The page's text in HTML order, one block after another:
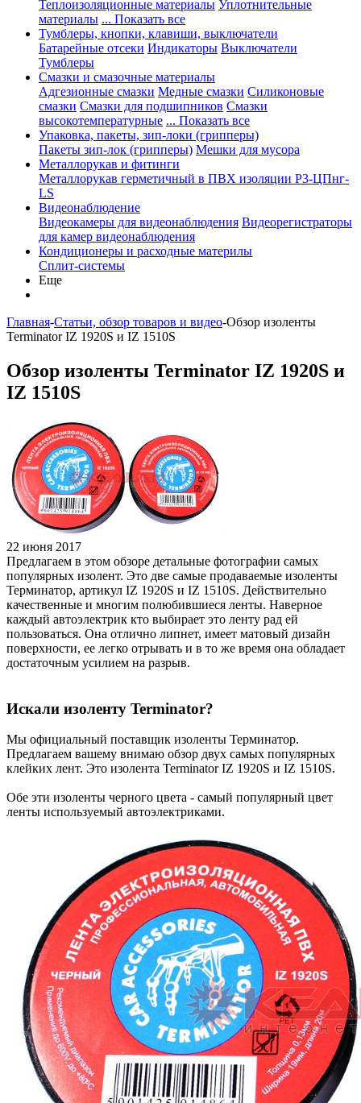
Теплоизоляционные материалы Уплотнительные
материалы ... Показать все
Тумблеры, кнопки, клавиши, выключатели
Батарейные отсеки Индикаторы Выключатели
Тумблеры
Смазки и смазочные материалы
Адгезионные смазки Медные смазки Силиконовые
смазки Смазки для подшипников Смазки
высокотемпературные ... Показать все
Упаковка, пакеты, зип-локи (грипперы)
Пакеты зип-лок (грипперы) Мешки для мусора
Металлорукав и фитинги
Металлорукав герметичный в ПВХ изоляции Р3-ЦПнг-
LS
Видеонаблюдение
Видеокамеры для видеонаблюдения Видеорегистраторы
для камер видеонаблюдения
Кондиционеры и расходные материлы
Сплит-системы
Еще
Главная-Статьи, обзор товаров и видео-Обзор изоленты
Terminator IZ 1920S и IZ 1510S
Обзор изоленты Terminator IZ 1920S и
IZ 1510S
22 июня 2017
Предлагаем в этом обзоре детальные фотографии самых
популярных изолент. Это две самые продаваемые изоленты
Терминатор, артикул IZ 1920S и IZ 1510S. Действительно
качественные и многим полюбившиеся ленты. Наверное
каждый автоэлектрик кто выбирает это ленту рад ей
пользоваться. Она отлично липнет, имеет матовый дизайн
поверхности, ее легко отрывать и в то же время она обладает
достаточным усилием на разрыв.
Искали изоленту Terminator?
Мы официальный поставщик изоленты Терминатор.
Предлагаем вашему внимаю обзор двух самых популярных
клейких лент. Это изолента Terminator IZ 1920S и IZ 1510S.
Обе эти изоленты черного цвета - cамый популярный цвет
ленты используемый автоэлектриками.